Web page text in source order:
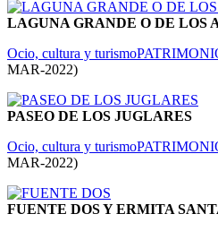
LAGUNA GRANDE O DE LOS
Ocio, cultura y turismo
MAR-2022)
PASEO DE LOS JUGLARES
Ocio, cultura y turismo
MAR-2022)
FUENTE DOS Y ERMITA